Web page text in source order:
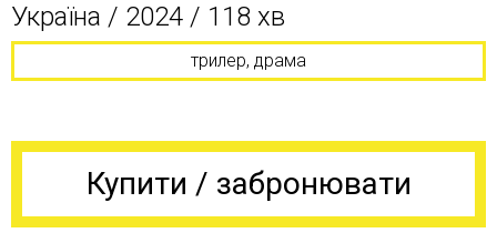
Україна / 2024 / 118 хв
трилер, драма
Купити / забронювати